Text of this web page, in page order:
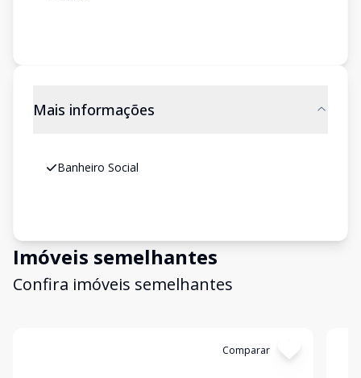
Mais informações
Banheiro Social
Imóveis semelhantes
Confira imóveis semelhantes
Comparar